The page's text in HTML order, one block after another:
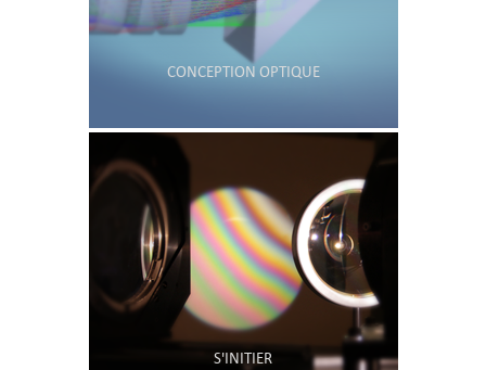
CONCEPTION OPTIQUE
S'INITIER